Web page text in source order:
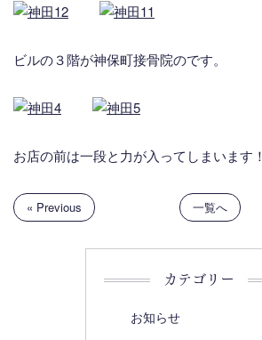
ビルの３階が神保町接骨院のです。
お店の前は一段と力が入ってしまいます！
« Previous 一覧へ
カテゴリー
お知らせ